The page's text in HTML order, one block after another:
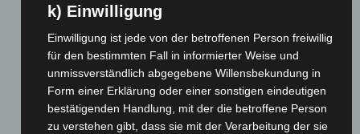
TSG Ailingen
k) Einwilligung
Einwilligung ist jede von der betroffenen Person freiwillig
für den bestimmten Fall in informierter Weise und
unmissverständlich abgegebene Willensbekundung in
Form einer Erklärung oder einer sonstigen eindeutigen
bestätigenden Handlung, mit der die betroffene Person
zu verstehen gibt, dass sie mit der Verarbeitung der sie